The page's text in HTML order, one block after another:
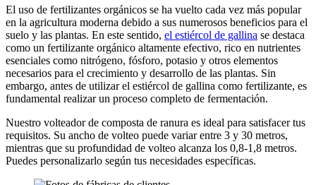
El uso de fertilizantes orgánicos se ha vuelto cada vez más popular
en la agricultura moderna debido a sus numerosos beneficios para el
suelo y las plantas. En este sentido, el estiércol de gallina se destaca
como un fertilizante orgánico altamente efectivo, rico en nutrientes
esenciales como nitrógeno, fósforo, potasio y otros elementos
necesarios para el crecimiento y desarrollo de las plantas. Sin
embargo, antes de utilizar el estiércol de gallina como fertilizante, es
fundamental realizar un proceso completo de fermentación.
Nuestro volteador de composta de ranura es ideal para satisfacer tus
requisitos. Su ancho de volteo puede variar entre 3 y 30 metros,
mientras que su profundidad de volteo alcanza los 0,8-1,8 metros.
Puedes personalizarlo según tus necesidades específicas.